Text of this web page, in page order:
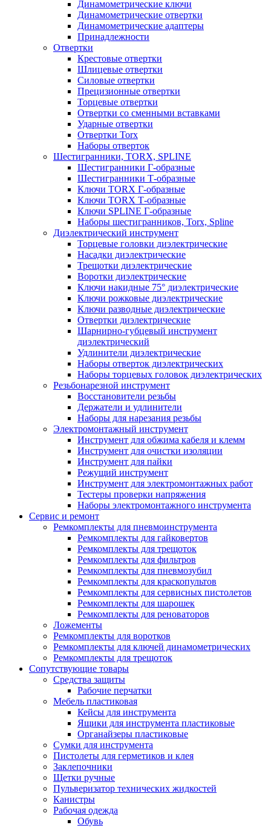
Динамометрические ключи
Динамометрические отвертки
Динамометрические адаптеры
Принадлежности
Отвертки
Крестовые отвертки
Шлицевые отвертки
Силовые отвертки
Прецизионные отвертки
Торцевые отвертки
Отвертки со сменными вставками
Ударные отвертки
Отвертки Torx
Наборы отверток
Шестигранники, TORX, SPLINE
Шестигранники Г-образные
Шестигранники Т-образные
Ключи TORX Г-образные
Ключи TORX Т-образные
Ключи SPLINE Г-образные
Наборы шестигранников, Torx, Spline
Диэлектрический инструмент
Торцевые головки диэлектрические
Насадки диэлектрические
Трещотки диэлектрические
Воротки диэлектрические
Ключи накидные 75° диэлектрические
Ключи рожковые диэлектрические
Ключи разводные диэлектрические
Отвертки диэлектрические
Шарнирно-губцевый инструмент
диэлектрический
Удлинители диэлектрические
Наборы отверток диэлектрических
Наборы торцевых головок диэлектрических
Резьбонарезной инструмент
Восстановители резьбы
Держатели и удлинители
Наборы для нарезания резьбы
Электромонтажный инструмент
Инструмент для обжима кабеля и клемм
Инструмент для очистки изоляции
Инструмент для пайки
Режущий инструмент
Инструмент для электромонтажных работ
Тестеры проверки напряжения
Наборы электромонтажного инструмента
Сервис и ремонт
Ремкомплекты для пневмоинструмента
Ремкомплекты для гайковертов
Ремкомплекты для трещоток
Ремкомплекты для фильтров
Ремкомплекты для пневмозубил
Ремкомплекты для краскопультов
Ремкомплекты для сервисных пистолетов
Ремкомплекты для шарошек
Ремкомплекты для реноваторов
Ложементы
Ремкомплекты для воротков
Ремкомплекты для ключей динамометрических
Ремкомплекты для трещоток
Сопутствующие товары
Средства защиты
Рабочие перчатки
Мебель пластиковая
Кейсы для инструмента
Ящики для инструмента пластиковые
Органайзеры пластиковые
Сумки для инструмента
Пистолеты для герметиков и клея
Заклепочники
Щетки ручные
Пульверизатор технических жидкостей
Канистры
Рабочая одежда
Обувь